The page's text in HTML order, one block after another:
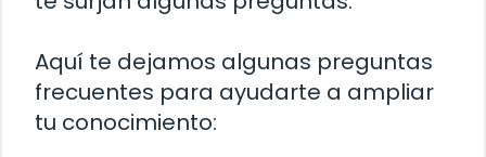
Aquí te dejamos algunas preguntas
frecuentes para ayudarte a ampliar
tu conocimiento: